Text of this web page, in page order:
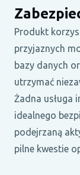
Produkt
przyjaznych
bazy danych
utrzymać
Żadna usługa
idealnego
podejrzaną
pilne kwestie